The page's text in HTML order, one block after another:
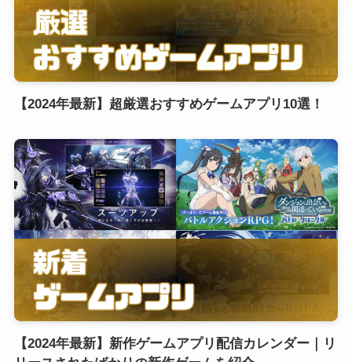
【2024年最新】超厳選おすすめゲームアプリ10選！
【2024年最新】新作ゲームアプリ配信カレンダー｜リ